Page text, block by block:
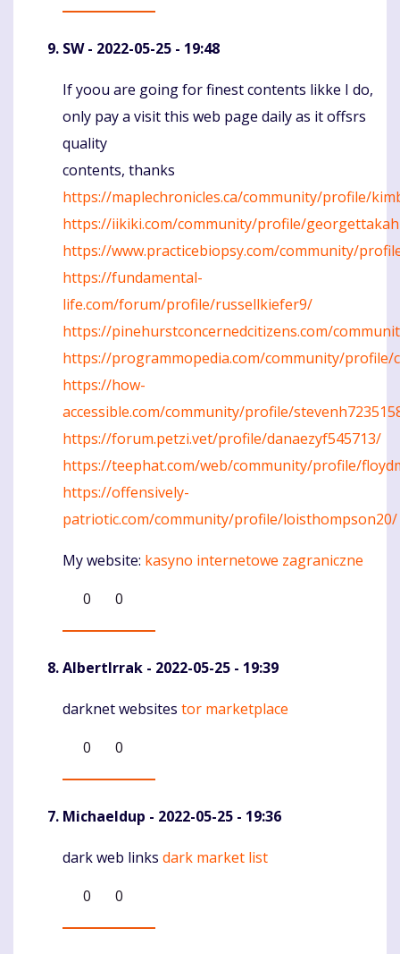
SW- 2022-05-25 - 19:48
Komentaras
If yoou are going for finest contents likke I do,
only pay a visit this web page daily as it offsrs
quality
contents, thanks
https://maplechronicles.ca/community/profile/
https://iikiki.com/community/profile/
https://www.practicebiopsy.com/community/
https://fundamental-
life.com/forum/profile/russellkiefer9/
https://pinehurstconcernedcitizens.com/
https://programmopedia.com/community/profile/
https://how-
accessible.com/community/profile/
https://forum.petzi.vet/profile/danaezyf545713/
https://teephat.com/web/community/profile/
https://offensively-
patriotic.com/community/profile/loisthompson20/
My website: kasyno internetowe zagraniczne
0
0
AlbertIrrak - 2022-05-25 - 19:39
Komentaras
darknet websites tor marketplace
0
0
Michaeldup - 2022-05-25 - 19:36
Komentaras
dark web links dark market list
0
0